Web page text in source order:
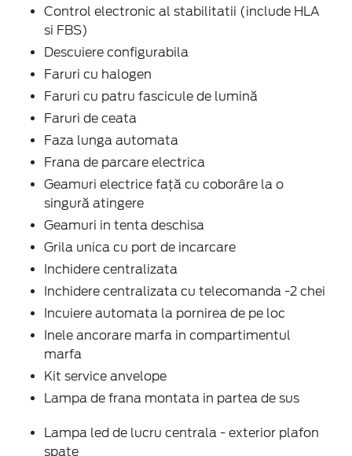
Control electronic al stabilitatii (include HLA
si FBS)
Descuiere configurabila
Faruri cu halogen
Faruri cu patru fascicule de lumină
Faruri de ceata
Faza lunga automata
Frana de parcare electrica
Geamuri electrice faţă cu coborâre la o
singură atingere
Geamuri in tenta deschisa
Grila unica cu port de incarcare
Inchidere centralizata
Inchidere centralizata cu telecomanda -2 chei
Incuiere automata la pornirea de pe loc
Inele ancorare marfa in compartimentul
marfa
Kit service anvelope
Lampa de frana montata in partea de sus
Lampa led de lucru centrala - exterior plafon
spate